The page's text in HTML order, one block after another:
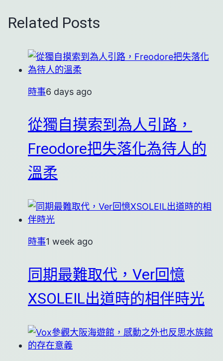
Related Posts
時事6 days ago
從獨自摸索到為人引路，
Freodore把失落化為待人的
溫柔
時事1 week ago
同期最難取代，Ver回憶
XSOLEIL出道時的相伴時光